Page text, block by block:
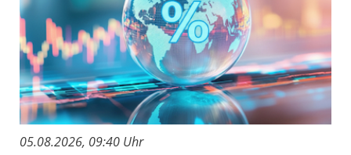
05.08.2026, 09:40 Uhr